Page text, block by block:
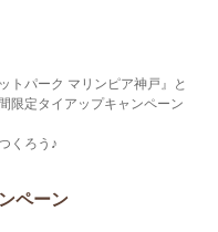
トパーク マリンピア神戸』と
限定タイアップキャンペーン
くろう♪
ペーン